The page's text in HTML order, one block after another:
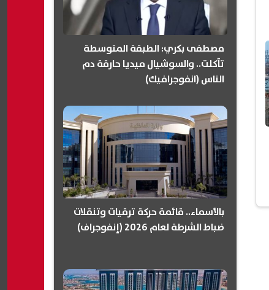
مصطفى بكري: الطبقة المتوسطة
تآكلت.. والسوشيال ميديا حارقة دم
الناس (انفوجرافيك)
بالأسماء.. قائمة حركة ترقيات وتنقلات
ضباط الشرطة لعام 2026 (إنفوجراف)